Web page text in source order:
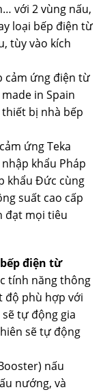
với 2 vùng nấu,
loại bếp điện từ
tùy vào kích
cảm ứng điện từ
in Spain
bị nhà bếp
ứng Teka
khẩu Pháp
khẩu Đức cùng
suất cao cấp
đạt mọi tiêu
điện từ
tính năng thông
độ phù hợp với
tự động gia
sẽ tự động
nấu
nướng, và